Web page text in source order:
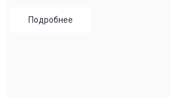
Подробнее